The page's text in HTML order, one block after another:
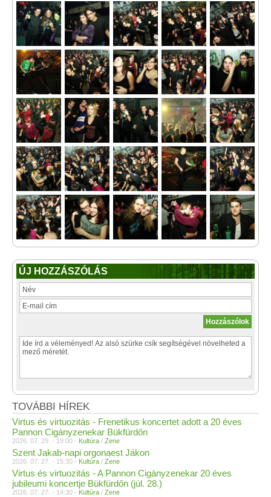
ÚJ HOZZÁSZÓLÁS
TOVÁBBI HÍREK
Virtus és virtuozitás - Frenetikus koncertet adott a 20 éves
Pannon Cigányzenekar Bükfürdőn
2026. 07. 29. - 19:00 - Kultúra / Zene
Szent Jakab-napi orgonaest Jákon
2026. 07. 27. - 15:30 - Kultúra / Zene
Virtus és virtuozitás - A Pannon Cigányzenekar 20 éves
jubileumi koncertje Bükfürdőn (júl. 28.)
2026. 07. 27. - 14:30 - Kultúra / Zene